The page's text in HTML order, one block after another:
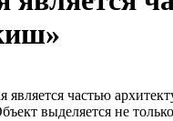
частью
выделяется не